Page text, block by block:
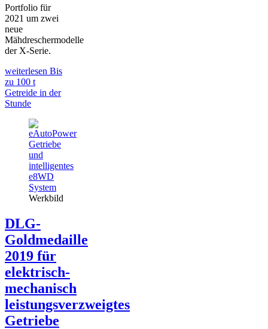
Portfolio für
2021 um zwei
neue
Mähdreschermodelle
der X-Serie.
weiterlesen Bis
zu 100 t
Getreide in der
Stunde
Werkbild
DLG-
Goldmedaille
2019 für
elektrisch-
mechanisch
leistungsverzweigtes
Getriebe